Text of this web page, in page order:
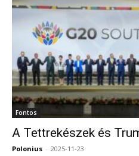
Fontos
A Tettrekészek és
Polonius - 2025-11-23